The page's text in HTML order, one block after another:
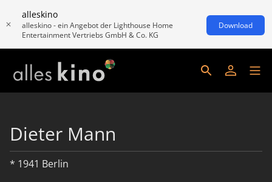
alleskino
alleskino - ein Angebot der Lighthouse Home
Entertainment Vertriebs GmbH & Co. KG
Download
Dieter Mann
* 1941 Berlin